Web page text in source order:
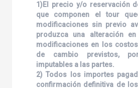
1)El precio y/o reservación
que componen el tour
modificaciones sin previo
produzca una alteración
modificaciones en los
de cambio previstos,
imputables a las partes.
2) Todos los importes
confirmación definitiva de